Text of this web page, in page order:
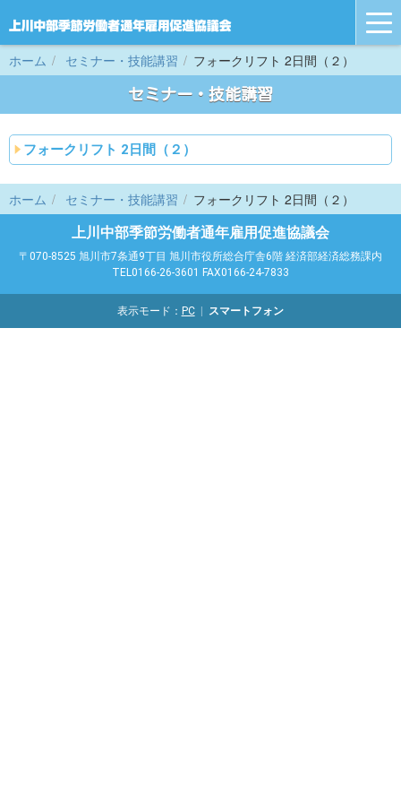
ホーム セミナー・技能講習 フォークリフト 2日間（２）
セミナー・技能講習
フォークリフト 2日間（２）
ホーム セミナー・技能講習 フォークリフト 2日間（２）
上川中部季節労働者通年雇用促進協議会
〒070-8525 旭川市7条通9丁目 旭川市役所総合庁舎6階 経済部経済総務課内
TEL0166-26-3601 FAX0166-24-7833
表示モード： PC スマートフォン